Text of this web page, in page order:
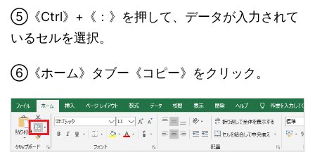
⑤《Ctrl》+《：》を押して、データが入力されて
いるセルを選択。
⑥《ホーム》タブー《コピー》をクリック。